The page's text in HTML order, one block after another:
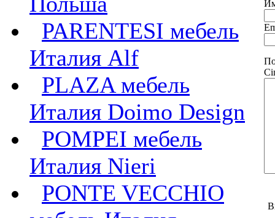
PARENTESI мебель
Италия Alf
PLAZA мебель
Италия Doimo Design
POMPEI мебель
Италия Nieri
PONTE VECCHIO